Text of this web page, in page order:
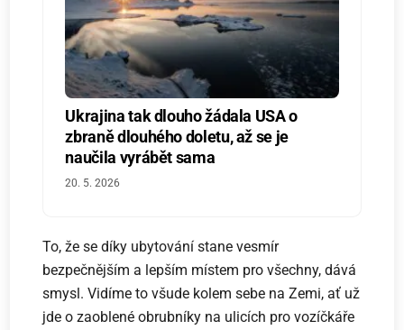
Ukrajina tak dlouho žádala USA o
zbraně dlouhého doletu, až se je
naučila vyrábět sama
20. 5. 2026
To, že se díky ubytování stane vesmír
bezpečnějším a lepším místem pro všechny, dává
smysl. Vidíme to všude kolem sebe na Zemi, ať už
jde o zaoblené obrubníky na ulicích pro vozíčkáře